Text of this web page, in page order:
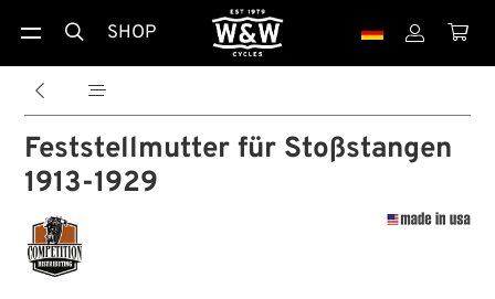
 SHOP  
 
Feststellmutter für Stoßstangen
1913-1929